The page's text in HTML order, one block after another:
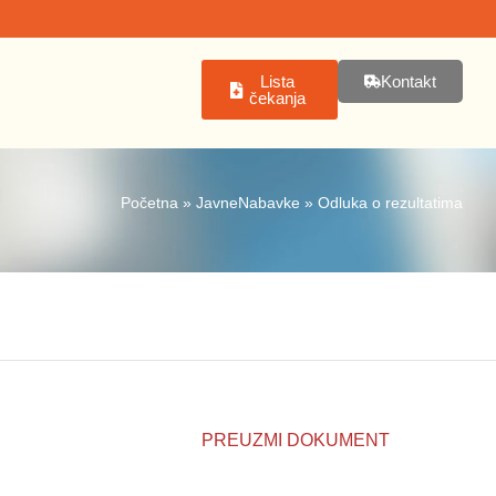
Lista
čekanja
Kontakt
Početna» JavneNabavke » Odluka o rezultatima
PREUZMI DOKUMENT